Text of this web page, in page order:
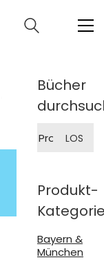
Bücher
nach:
LOS
Produkt-
Bayern &
München